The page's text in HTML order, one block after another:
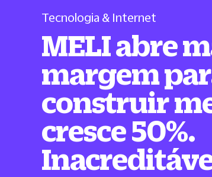
Tecnologia & Internet
MELI abre
margem
construir
cresce 50%.